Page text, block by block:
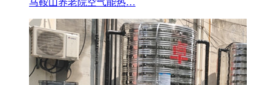
马鞍山养老院空气能热…